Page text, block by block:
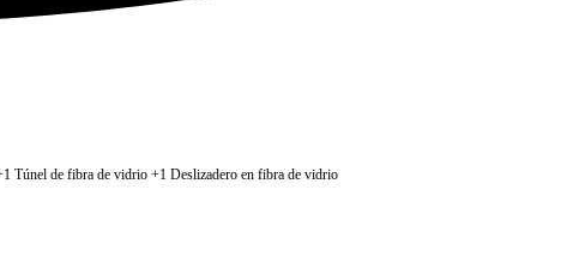
Túnel de fibra de vidrio +1 Deslizadero en fibra de vidrio